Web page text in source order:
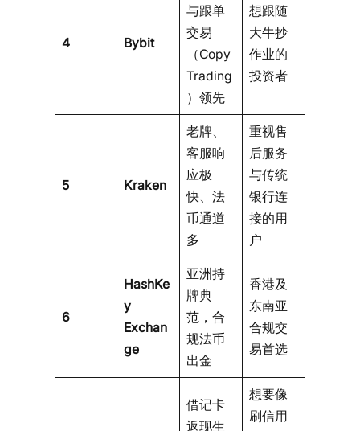
4 Bybit
与跟单
交易
（Copy
Trading
）领先
想跟随
大牛抄
作业的
投资者
5 Kraken
老牌、
客服响
应极
快、法
币通道
多
重视售
后服务
与传统
银行连
接的用
户
6
HashKe
y
Exchan
ge
亚洲持
牌典
范，合
规法币
出金
香港及
东南亚
合规交
易首选
借记卡
返现生
想要像
刷信用